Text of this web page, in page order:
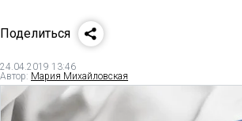
Поделиться
24.04.2019 13:46
Автор: Мария Михайловская